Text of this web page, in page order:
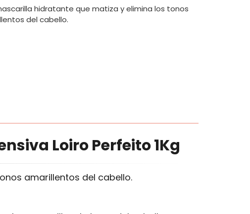
hidratante que matiza y elimina los tonos
del cabello.
Loiro Perfeito 1Kg
amarillentos del cabello.